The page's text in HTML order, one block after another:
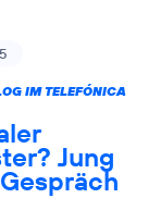
IM TELEFÓNICA
Jung